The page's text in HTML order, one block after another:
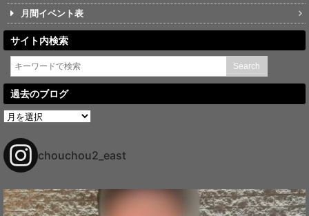
月間イベント表
サイト内検索
過去のブログ
過
去
ブ
ロ
グ
chouchou2_east